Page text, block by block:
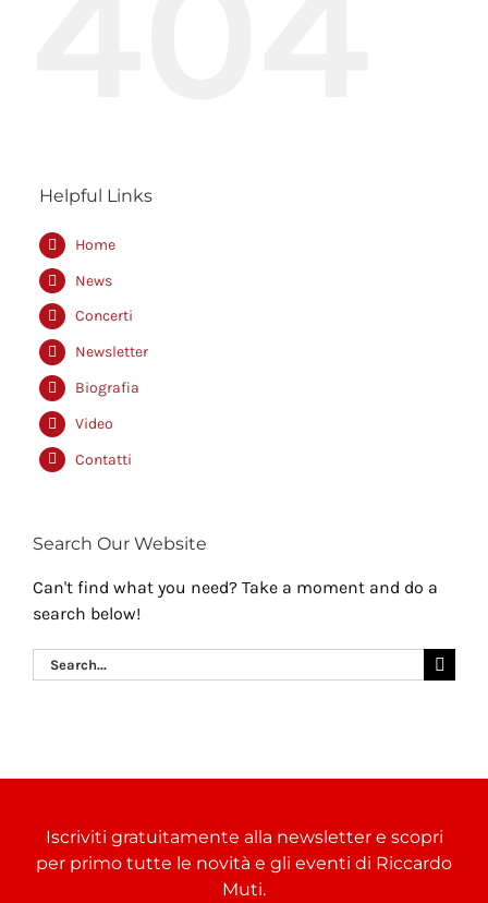
Helpful Links
Home
News
Concerti
Newsletter
Biografia
Video
Contatti
Search Our Website
Can't find what you need? Take a moment and do a
search below!
Search
for:
Iscriviti gratuitamente alla newsletter e scopri
per primo tutte le novità e gli eventi di Riccardo
Muti.